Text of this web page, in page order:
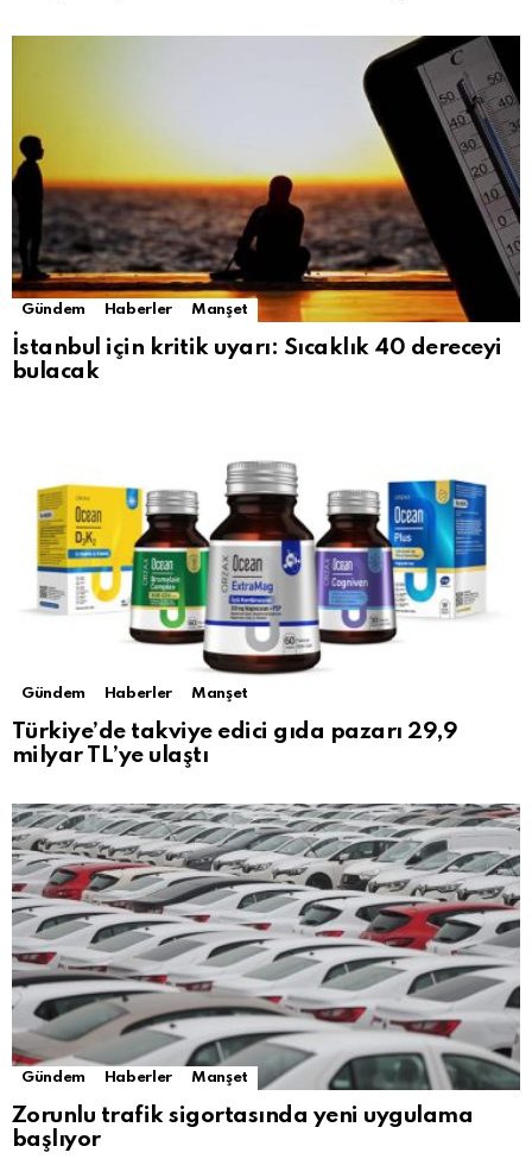
Gündem Haberler Manşet
İstanbul için kritik uyarı: Sıcaklık 40 dereceyi
bulacak
Gündem Haberler Manşet
Türkiye’de takviye edici gıda pazarı 29,9
milyar TL’ye ulaştı
Gündem Haberler Manşet
Zorunlu trafik sigortasında yeni uygulama
başlıyor